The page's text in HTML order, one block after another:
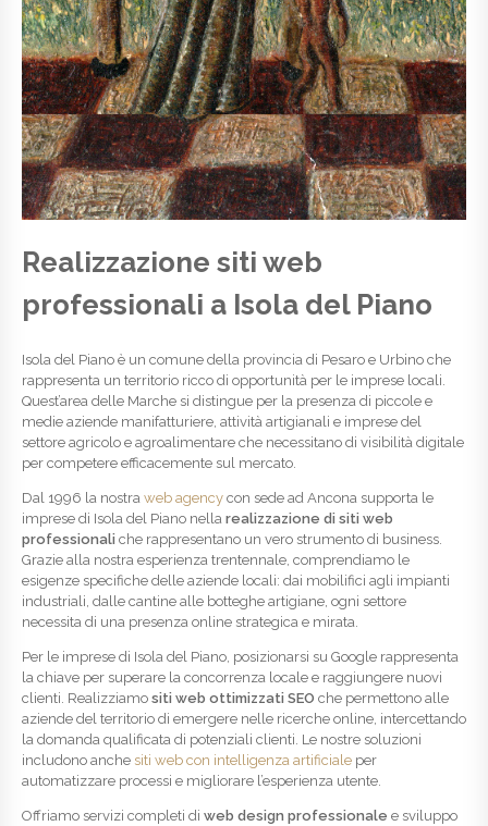
Realizzazione siti web
professionali a Isola del Piano
Isola del Piano è un comune della provincia di Pesaro e Urbino che
rappresenta un territorio ricco di opportunità per le imprese locali.
Quest’area delle Marche si distingue per la presenza di piccole e
medie aziende manifatturiere, attività artigianali e imprese del
settore agricolo e agroalimentare che necessitano di visibilità digitale
per competere efficacemente sul mercato.
Dal 1996 la nostra web agency con sede ad Ancona supporta le
imprese di Isola del Piano nella realizzazione di siti web
professionali che rappresentano un vero strumento di business.
Grazie alla nostra esperienza trentennale, comprendiamo le
esigenze specifiche delle aziende locali: dai mobilifici agli impianti
industriali, dalle cantine alle botteghe artigiane, ogni settore
necessita di una presenza online strategica e mirata.
Per le imprese di Isola del Piano, posizionarsi su Google rappresenta
la chiave per superare la concorrenza locale e raggiungere nuovi
clienti. Realizziamo siti web ottimizzati SEO che permettono alle
aziende del territorio di emergere nelle ricerche online, intercettando
la domanda qualificata di potenziali clienti. Le nostre soluzioni
includono anche siti web con intelligenza artificiale per
automatizzare processi e migliorare l’esperienza utente.
Offriamo servizi completi di web design professionale e sviluppo